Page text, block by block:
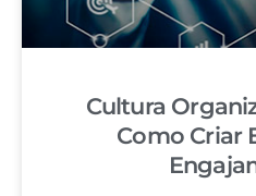
Cultura
Como Criar